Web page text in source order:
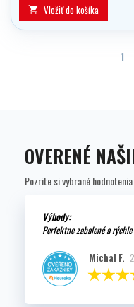
 Vložiť do košíka
1
OVERENÉ
Pozrite si vybrané
Výhody:
Perfektne zabalené a
Michal F.